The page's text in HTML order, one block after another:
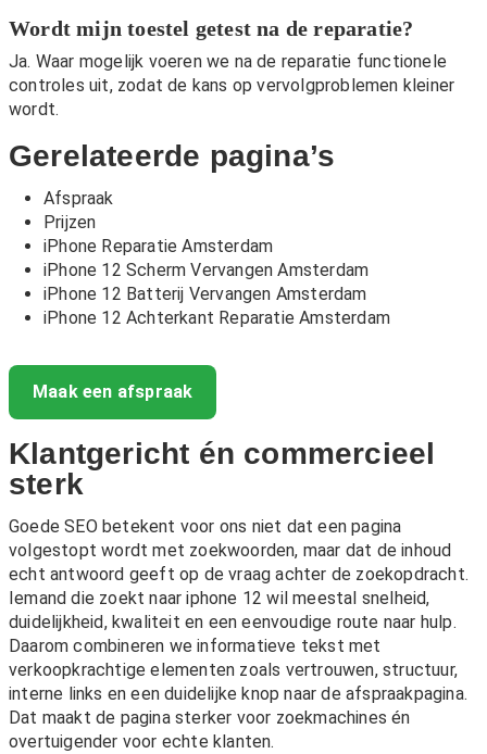
Wordt mijn toestel getest na de reparatie?
Ja. Waar mogelijk voeren we na de reparatie functionele
controles uit, zodat de kans op vervolgproblemen kleiner
wordt.
Gerelateerde pagina’s
Afspraak
Prijzen
iPhone Reparatie Amsterdam
iPhone 12 Scherm Vervangen Amsterdam
iPhone 12 Batterij Vervangen Amsterdam
iPhone 12 Achterkant Reparatie Amsterdam
Maak een afspraak
Klantgericht én commercieel
sterk
Goede SEO betekent voor ons niet dat een pagina
volgestopt wordt met zoekwoorden, maar dat de inhoud
echt antwoord geeft op de vraag achter de zoekopdracht.
Iemand die zoekt naar iphone 12 wil meestal snelheid,
duidelijkheid, kwaliteit en een eenvoudige route naar hulp.
Daarom combineren we informatieve tekst met
verkoopkrachtige elementen zoals vertrouwen, structuur,
interne links en een duidelijke knop naar de afspraakpagina.
Dat maakt de pagina sterker voor zoekmachines én
overtuigender voor echte klanten.